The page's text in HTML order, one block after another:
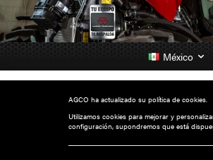
México
AGCO ha actualizado su política de cookies.
Utilizamos cookies para mejorar y
configuración, supondremos que está